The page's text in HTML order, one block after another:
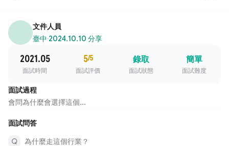
文件人員
臺中·2024.10.10 分享
2021.05
面試時間
5/5
面試評價
錄取
面試狀態
簡單
面試難度
面試過程
會問為什麼會選擇這個...
面試問答
為什麼走這個行業？